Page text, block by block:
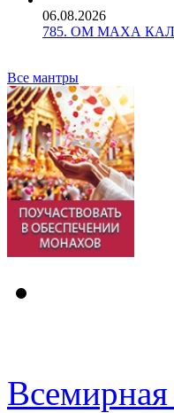
06.08.2026
785. ОМ МАХА
Все мантры